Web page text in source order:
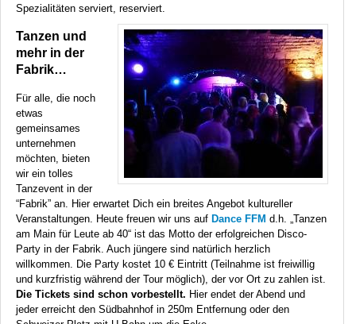
Spezialitäten serviert, reserviert.
Tanzen und
mehr in der
Fabrik…
Für alle, die noch
etwas
gemeinsames
unternehmen
möchten, bieten
wir ein tolles
Tanzevent in der
“Fabrik” an. Hier erwartet Dich ein breites Angebot kultureller
Veranstaltungen. Heute freuen wir uns auf Dance FFM d.h. „Tanzen
am Main für Leute ab 40“ ist das Motto der erfolgreichen Disco-
Party in der Fabrik. Auch jüngere sind natürlich herzlich
willkommen. Die Party kostet 10 € Eintritt (Teilnahme ist freiwillig
und kurzfristig während der Tour möglich), der vor Ort zu zahlen ist.
Die Tickets sind schon vorbestellt. Hier endet der Abend und
jeder erreicht den Südbahnhof in 250m Entfernung oder den